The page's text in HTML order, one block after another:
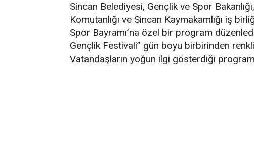
Sincan Belediyesi, Gençlik ve Spor
Komutanlığı ve Sincan Kaymakamlığı iş
Spor Bayramı’na özel bir program
Gençlik Festivali” gün boyu birbirinden
Vatandaşların yoğun ilgi gösterdiği